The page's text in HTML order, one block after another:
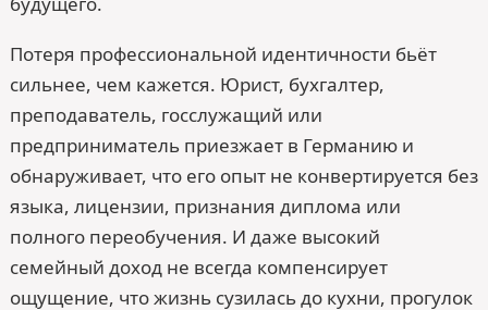
Потеря профессиональной идентичности бьёт
сильнее, чем кажется. Юрист, бухгалтер,
преподаватель, госслужащий или
предприниматель приезжает в Германию и
обнаруживает, что его опыт не конвертируется без
языка, лицензии, признания диплома или
полного переобучения. И даже высокий
семейный доход не всегда компенсирует
ощущение, что жизнь сузилась до кухни, прогулок